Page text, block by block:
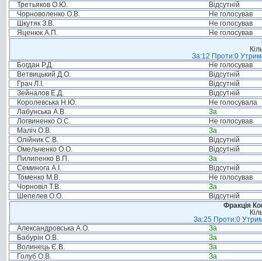
Третьяков О.Ю.
Відсутній
Чорноволенко О.В.
Не голосував
Шкутяк З.В.
Не голосував
Яценюк А.П.
Не голосував
За:12 Проти:0
Богдан Р.Д.
Не голосував
Ветвицький Д.О.
Відсутній
Грач Л.І.
Відсутній
Зейналов Е.Д.
Відсутній
Королевська Н.Ю.
Не голосувала
Лабунська А.В.
За
Логвиненко О.С.
Не голосував
Маліч О.В.
За
Олійник С.В.
Відсутній
Омельченко О.О.
Відсутній
Пилипенко В.П.
За
Семинога А.І.
Відсутній
Томенко М.В.
Не голосував
Чорновіл Т.В.
За
Шепелев О.О.
Відсутній
Фракція
За:25 Проти:0
Александровська А.О.
За
Бабурін О.В.
За
Волинець Є.В.
За
Голуб О.В.
За